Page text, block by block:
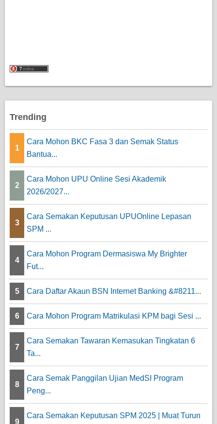
Trending
1
Cara Mohon BKC Fasa 3 dan Semak Status
Bantua...
2
Cara Mohon UPU Online Sesi Akademik
2026/2027...
3
Cara Semakan Keputusan UPUOnline Lepasan
SPM ...
4
Cara Mohon Program Dermasiswa My Brighter
Fut...
5 Cara Daftar Akaun BSN Internet Banking &#8211...
6 Cara Mohon Program Matrikulasi KPM bagi Sesi ...
7
Cara Semakan Tawaran Kemasukan Tingkatan 6
Ta...
8
Cara Semak Panggilan Ujian MedSI Program
Peng...
9
Cara Semakan Keputusan SPM 2025 | Muat Turun